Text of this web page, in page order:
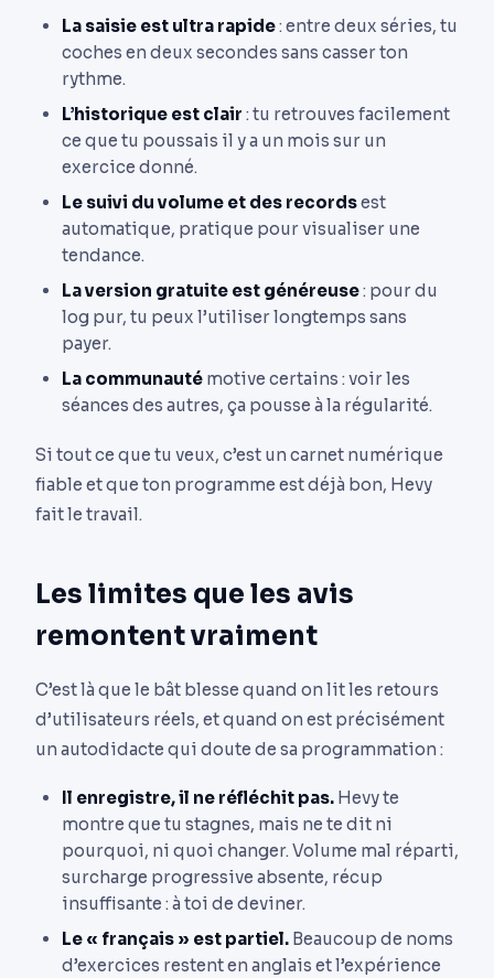
La saisie est ultra rapide: entre deux séries, tu
coches en deux secondes sans casser ton
rythme.
L’historique est clair : tu retrouves facilement
ce que tu poussais il y a un mois sur un
exercice donné.
Le suivi du volume et des recordsest
automatique, pratique pour visualiser une
tendance.
La version gratuite est généreuse: pour du
log pur, tu peux l’utiliser longtemps sans
payer.
La communauté motive certains : voir les
séances des autres, ça pousse à la régularité.
Si tout ce que tu veux, c’est un carnet numérique
fiable et que ton programme est déjà bon, Hevy
fait le travail.
Les limites que les avis
remontent vraiment
C’est là que le bât blesse quand on lit les retours
d’utilisateurs réels, et quand on est précisément
un autodidacte qui doute de sa programmation :
Il enregistre, il ne réfléchit pas. Hevy te
montre que tu stagnes, mais ne te dit ni
pourquoi, ni quoi changer. Volume mal réparti,
surcharge progressive absente, récup
insuffisante : à toi de deviner.
Le « français » est partiel. Beaucoup de noms
d’exercices restent en anglais et l’expérience